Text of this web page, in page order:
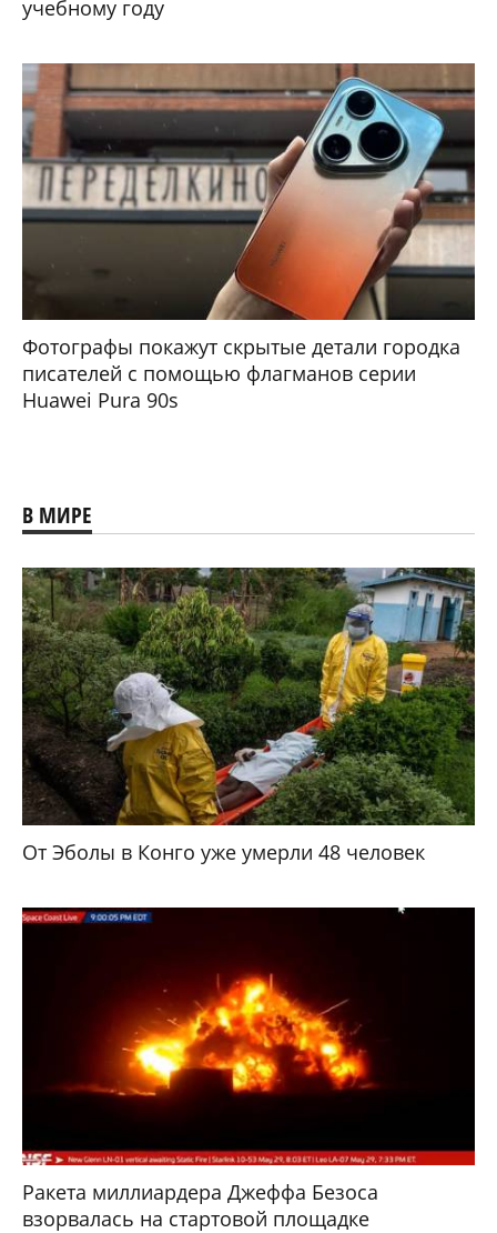
учебному году
Фотографы покажут скрытые детали городка
писателей с помощью флагманов серии
Huawei Pura 90s
В МИРЕ
От Эболы в Конго уже умерли 48 человек
Ракета миллиардера Джеффа Безоса
взорвалась на стартовой площадке